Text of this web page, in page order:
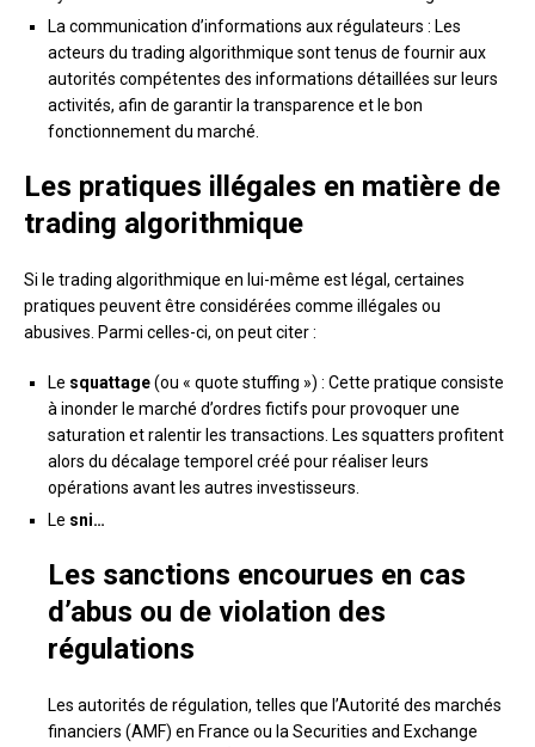
La communication d’informations aux régulateurs : Les
acteurs du trading algorithmique sont tenus de fournir aux
autorités compétentes des informations détaillées sur leurs
activités, afin de garantir la transparence et le bon
fonctionnement du marché.
Les pratiques illégales en matière de
trading algorithmique
Si le trading algorithmique en lui-même est légal, certaines
pratiques peuvent être considérées comme illégales ou
abusives. Parmi celles-ci, on peut citer :
Le squattage(ou « quote stuffing ») : Cette pratique consiste
à inonder le marché d’ordres fictifs pour provoquer une
saturation et ralentir les transactions. Les squatters profitent
alors du décalage temporel créé pour réaliser leurs
opérations avant les autres investisseurs.
Le sni…
Les sanctions encourues en cas
d’abus ou de violation des
régulations
Les autorités de régulation, telles que l’Autorité des marchés
financiers (AMF) en France ou la Securities and Exchange